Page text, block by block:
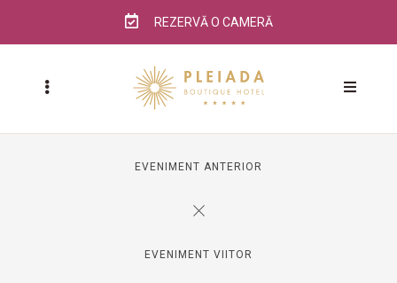
REZERVĂ O CAMERĂ
EVENIMENT ANTERIOR
EVENIMENT VIITOR